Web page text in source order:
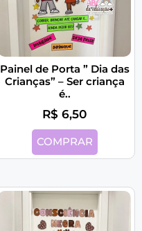
Painel de Porta ” Dia das
Crianças” – Ser criança
é..
R$ 6,50
COMPRAR